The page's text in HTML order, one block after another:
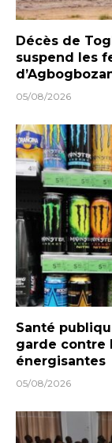
Décès de
suspend les
05/08/2026
Santé
garde contre
énergisantes
05/08/2026